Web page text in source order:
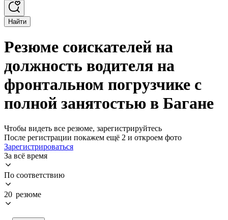
Найти
Резюме соискателей на
должность водителя на
фронтальном погрузчике с
полной занятостью в Багане
Чтобы видеть все резюме, зарегистрируйтесь
После регистрации покажем ещё 2 и откроем фото
Зарегистрироваться
За всё время
По соответствию
20 резюме